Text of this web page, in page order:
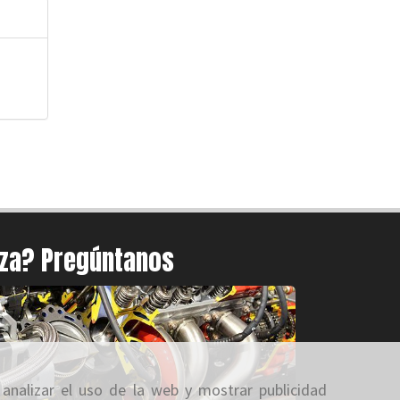
el uso de la web y mostrar publicidad
Pregúntanos